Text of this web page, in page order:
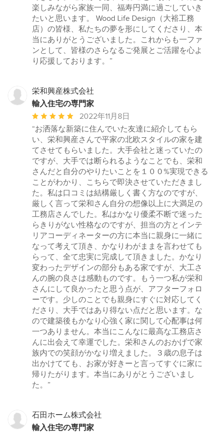
楽しみながら家族一同、福寿円満に過ごしていき
たいと思います。 Wood Life Design（大裕工務
店）の皆様、私たちの夢を形にしてくださり、本
当にありがとうございました。これからも一ファ
ンとして、皆様のさらなるご発展とご活躍を心よ
り応援しております。”
栄和興産株式会社
輸入住宅の専門家
平
均
評
価：
5
つ
星
中
星
5
2022年11月8日
“お洒落な新築に住んでいた友達に紹介してもら
い、栄和興産さんで平家の北欧スタイルの家を建
てさせてもらいました。大手会社と迷っていたの
ですが、大手では断られるようなことでも、栄和
さんだと自分のやりたいことを１００%実現できる
ことがわかり、こちらで即決させていただきまし
た。私は口コミは結構厳しく書く方なのですが、
厳しく言って栄和さん自分の想像以上に大満足の
工務店さんでした。私はかなり優柔不断で迷った
らきりがない性格なのですが、担当の方とインテ
リアコーディネーターの方に本当に親身に一緒に
なって考えて頂き、かなりわがままを言わせても
らって、全て忠実に完成して頂きました。かなり
変わったデザインの部分もある家ですが、大工さ
んの腕の良さは感動ものです。もう一つ私が栄和
さんにして良かったと思う点が、アフターフォロ
ーです。少しのことでも親身にすぐに対応してく
ださり、大手ではあり得ない点だと思います。な
ので建築後もかなり心強く家に関して心配事は何
一つありません。本当にこんなに最高な工務店さ
んに出会えて幸運でした。栄和さんのおかげで家
族内での笑顔がかなり増えました。３歳の息子は
出かけてても、お家が好きーと言ってすぐに家に
帰りたがります。本当にありがとうございまし
た。”
石田ホーム株式会社
輸入住宅の専門家